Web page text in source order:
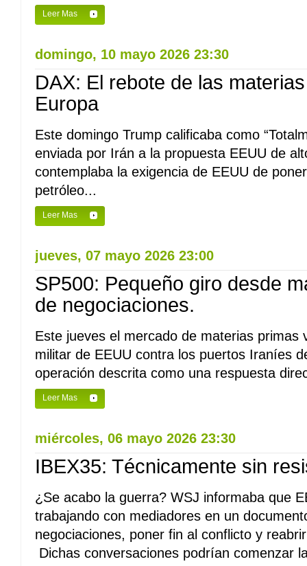
Leer Mas
domingo, 10 mayo 2026 23:30
DAX: El rebote de las
Europa
Este domingo Trump calificaba como
enviada por Irán a la propuesta EEUU de
contemplaba la exigencia de EEUU de
petróleo...
Leer Mas
jueves, 07 mayo 2026 23:00
SP500: Pequeño giro desde
de negociaciones.
Este jueves el mercado de materias
militar de EEUU contra los puertos Iraníes
operación descrita como una respuesta
Leer Mas
miércoles, 06 mayo 2026 23:30
IBEX35: Técnicamente sin
¿Se acabo la guerra? WSJ informaba que
trabajando con mediadores en un
negociaciones, poner fin al conflicto y
Dichas conversaciones podrían comenzar